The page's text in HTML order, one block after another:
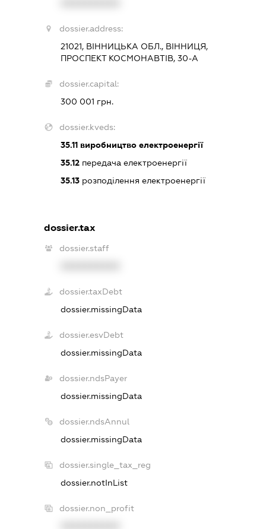
dossier.address:
21021, ВІННИЦЬКА ОБЛ., ВІННИЦЯ,
ПРОСПЕКТ КОСМОНАВТІВ, 30-А
dossier.capital:
300 001 грн.
dossier.kveds:
35.11 виробництво електроенергії
35.12 передача електроенергії
35.13 розподілення електроенергії
dossier.tax
dossier.staff
dossier.taxDebt
dossier.missingData
dossier.esvDebt
dossier.missingData
dossier.ndsPayer
dossier.missingData
dossier.ndsAnnul
dossier.missingData
dossier.single_tax_reg
dossier.notInList
dossier.non_profit